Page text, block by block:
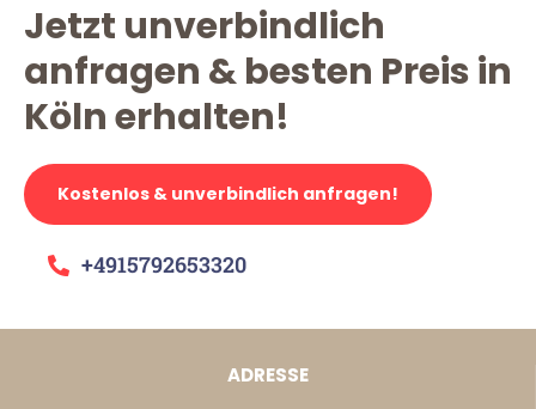
Jetzt unverbindlich
anfragen & besten Preis in
Köln erhalten!
Kostenlos & unverbindlich anfragen!
+4915792653320
ADRESSE